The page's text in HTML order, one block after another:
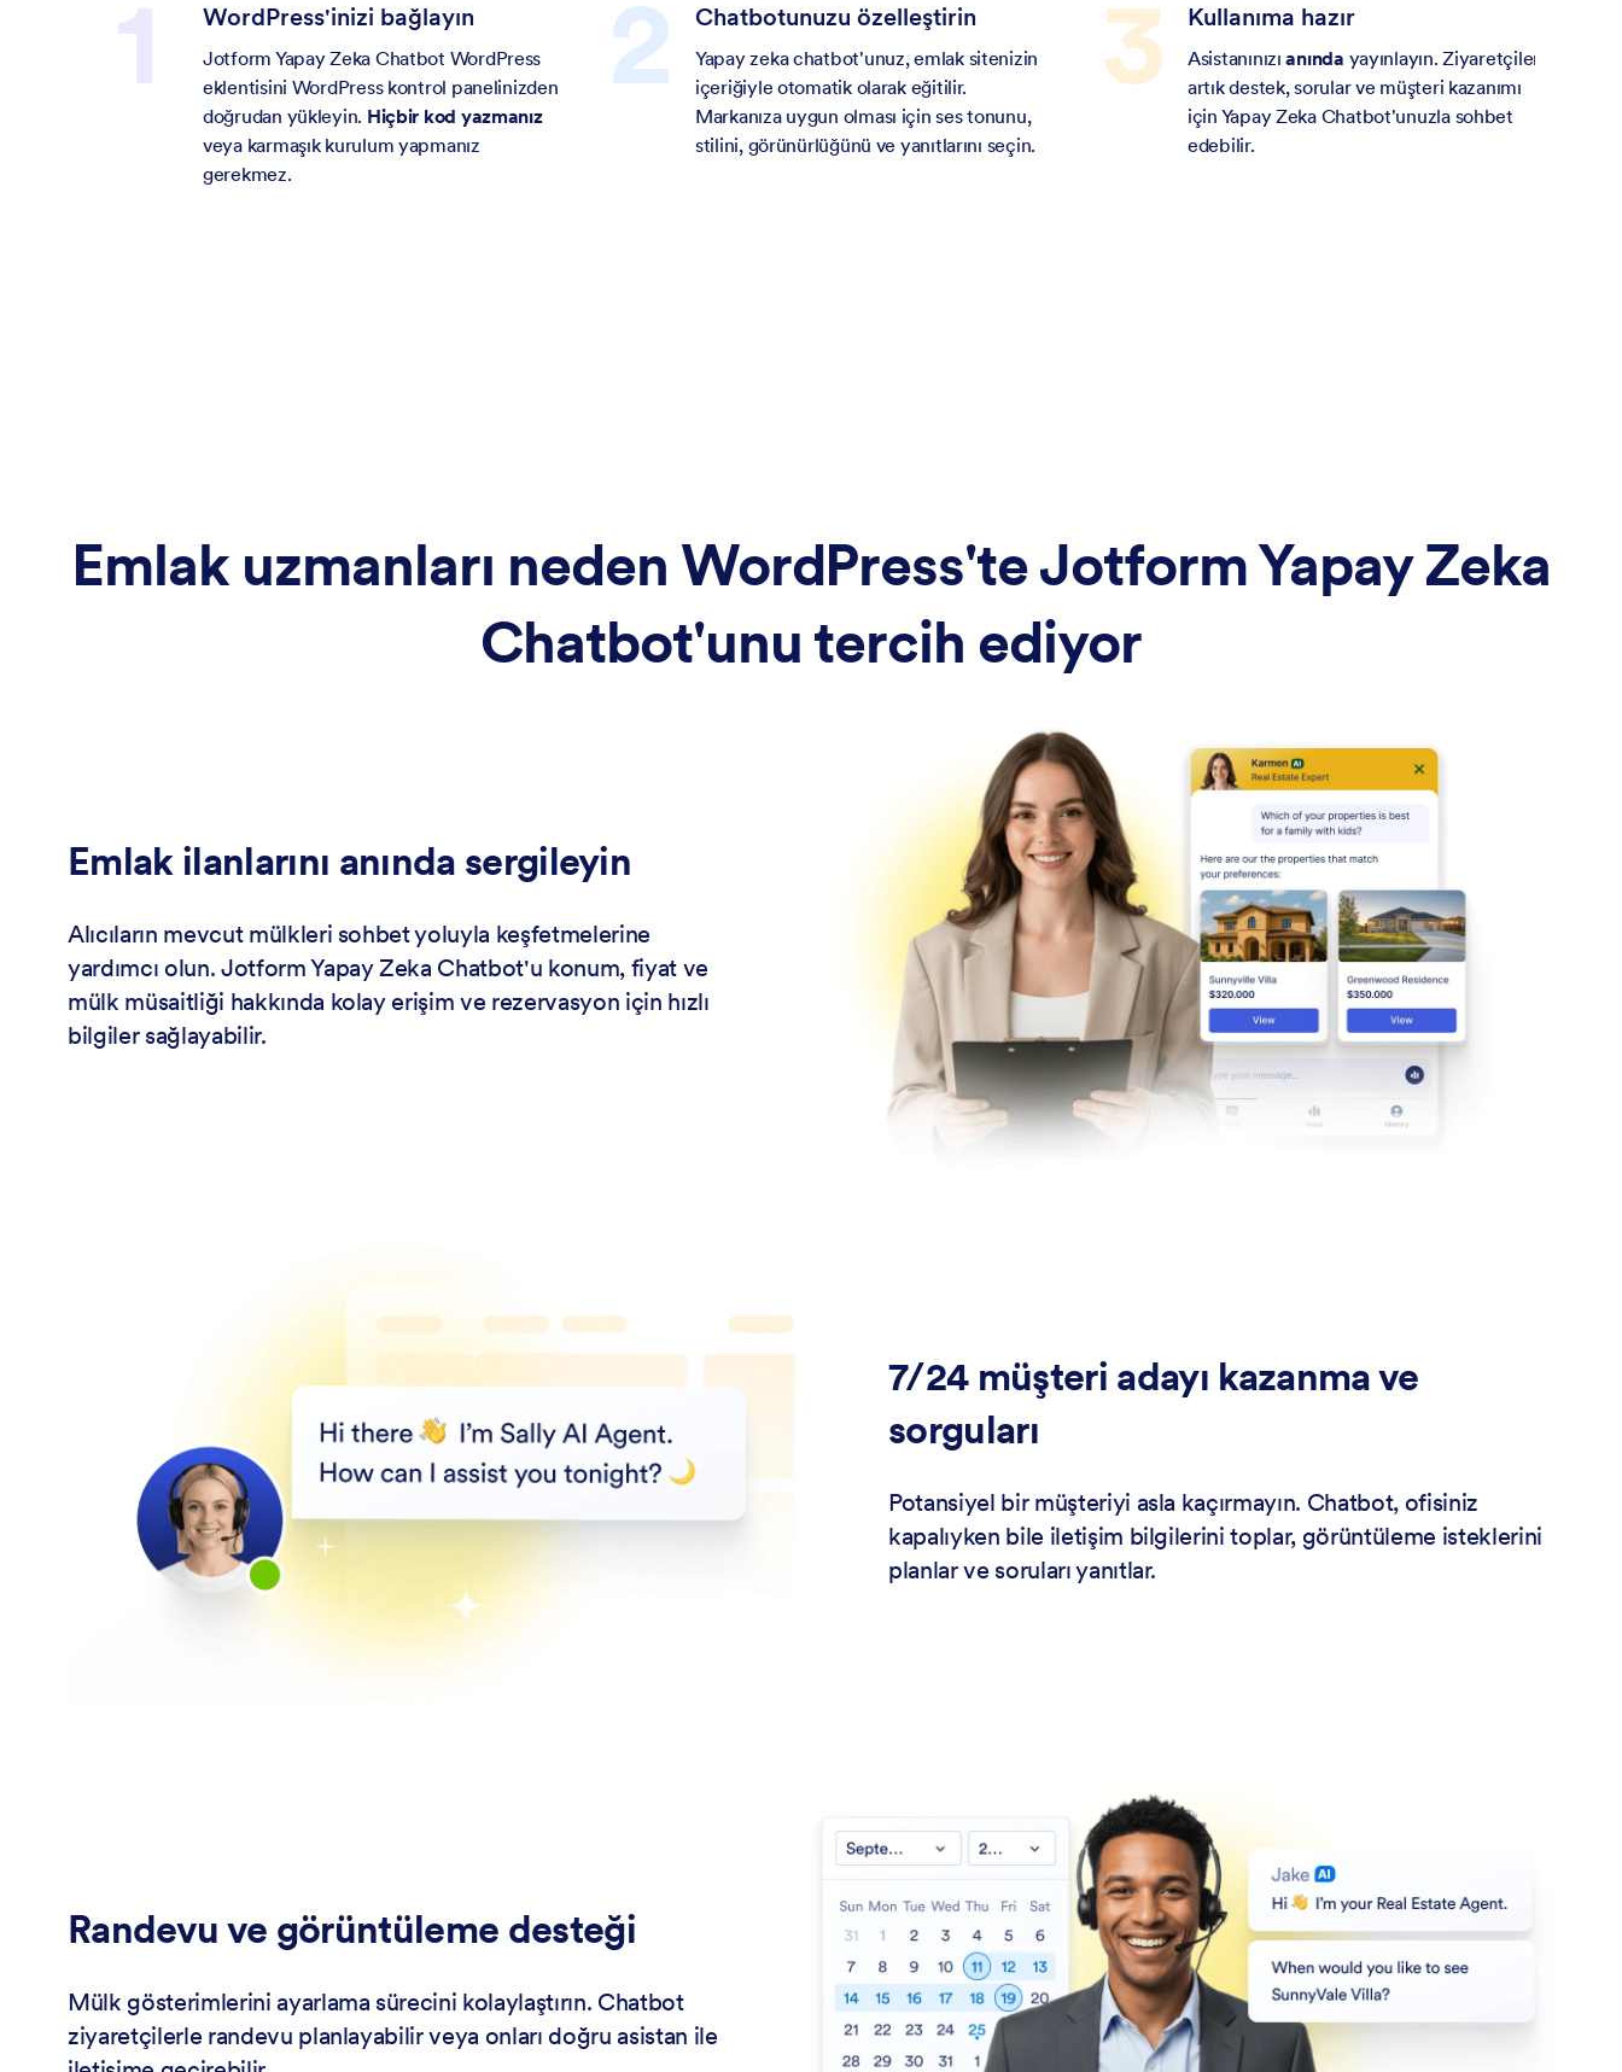
WordPress'inizi bağlayın
Jotform Yapay Zeka Chatbot WordPress
eklentisini WordPress kontrol panelinizden
doğrudan yükleyin. Hiçbir kod yazmanız
veya karmaşık kurulum yapmanız
gerekmez.
Chatbotunuzu özelleştirin
Yapay zeka chatbot'unuz, emlak sitenizin
içeriğiyle otomatik olarak eğitilir.
Markanıza uygun olması için ses tonunu,
stilini, görünürlüğünü ve yanıtlarını seçin.
Kullanıma hazır
Asistanınızıanında yayınlayın. Ziyaretçiler
artık destek, sorular ve müşteri kazanımı
için Yapay Zeka Chatbot'unuzla sohbet
edebilir.
Emlak uzmanları neden WordPress'te Jotform Yapay Zeka
Chatbot'unu tercih ediyor
Emlak ilanlarını anında sergileyin
Alıcıların mevcut mülkleri sohbet yoluyla keşfetmelerine
yardımcı olun. Jotform Yapay Zeka Chatbot'u konum, fiyat ve
mülk müsaitliği hakkında kolay erişim ve rezervasyon için hızlı
bilgiler sağlayabilir.
7/24 müşteri adayı kazanma ve
sorguları
Potansiyel bir müşteriyi asla kaçırmayın. Chatbot, ofisiniz
kapalıyken bile iletişim bilgilerini toplar, görüntüleme isteklerini
planlar ve soruları yanıtlar.
Randevu ve görüntüleme desteği
Mülk gösterimlerini ayarlama sürecini kolaylaştırın. Chatbot
ziyaretçilerle randevu planlayabilir veya onları doğru asistan ile